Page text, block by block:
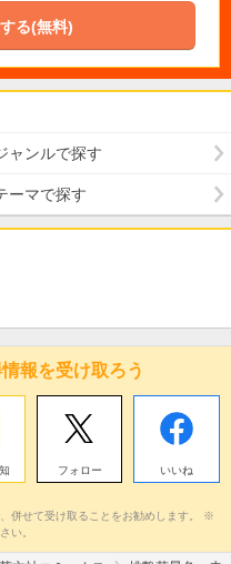
る(無料)
ャンルで探す
ーマで探す
報を受け取ろう
フォロー いいね
併せて受け取ることをお勧めします。 ※
い。